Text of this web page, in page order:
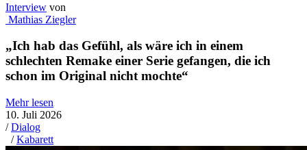
Interview von
Mathias Ziegler
„Ich hab das Gefühl, als wäre ich in einem
schlechten Remake einer Serie gefangen, die ich
schon im Original nicht mochte“
Mehr lesen
10. Juli 2026
/Dialog
/Kabarett